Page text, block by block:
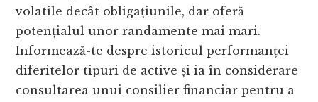
volatile decât obligațiunile, dar oferă
potențialul unor randamente mai mari.
Informează-te despre istoricul performanței
diferitelor tipuri de active și ia în considerare
consultarea unui consilier financiar pentru a